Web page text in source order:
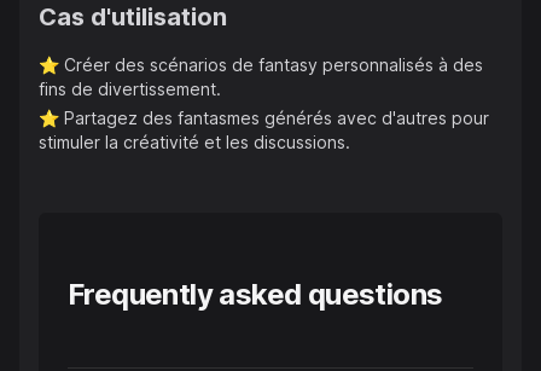
Cas d'utilisation
⭐️ Créer des scénarios de fantasy personnalisés à des
fins de divertissement.
⭐️ Partagez des fantasmes générés avec d'autres pour
stimuler la créativité et les discussions.
Frequently asked questions